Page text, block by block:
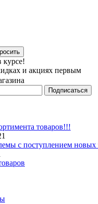
курсе!
и акциях первым
товаров!!!
с поступлением новых